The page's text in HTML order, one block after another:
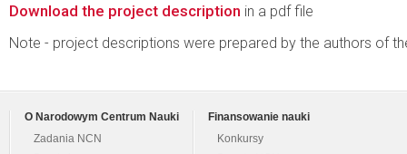
Download the project description in a pdf file
Note - project descriptions were prepared by the authors of
O Narodowym Centrum Nauki
Zadania NCN
Finansowanie nauki
Konkursy